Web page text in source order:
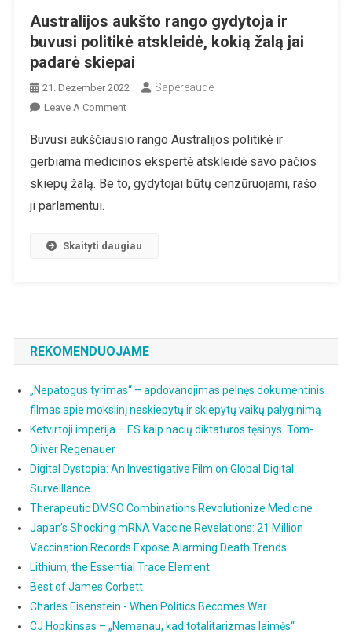
Australijos aukšto rango gydytoja ir
buvusi politikė atskleidė, kokią žalą jai
padarė skiepai
21. Dezember 2022 Sapereaude
Leave A CommentOn
Aukšto
Rango
Gydytoja
Atskleidė,
Skiepai
Buvusi aukščiausio rango Australijos politikė ir
gerbiama medicinos ekspertė atskleidė savo pačios
skiepų žalą. Be to, gydytojai būtų cenzūruojami, rašo
ji parlamentui.
Skaityti daugiau
REKOMENDUOJAME
„Nepatogus tyrimas“ – apdovanojimas pelnęs dokumentinis
filmas apie mokslinį neskiepytų ir skiepytų vaikų palyginimą
Ketvirtoji imperija – ES kaip nacių diktatūros tęsinys. Tom-
Oliver Regenauer
Digital Dystopia: An Investigative Film on Global Digital
Surveillance
Therapeutic DMSO Combinations Revolutionize Medicine
Japan’s Shocking mRNA Vaccine Revelations: 21 Million
Vaccination Records Expose Alarming Death Trends
Lithium, the Essential Trace Element
Best of James Corbett
Charles Eisenstein - When Politics Becomes War
CJ Hopkinsas – „Nemanau, kad totalitarizmas laimės“